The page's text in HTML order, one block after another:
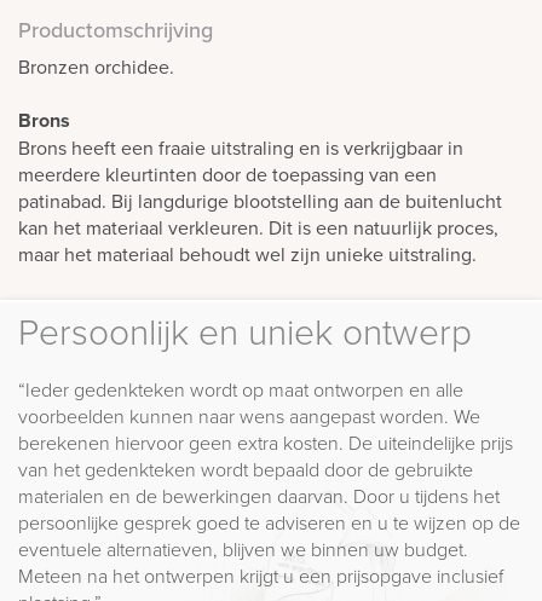
Productomschrijving
Bronzen orchidee.
Brons
Brons heeft een fraaie uitstraling en is verkrijgbaar in
meerdere kleurtinten door de toepassing van een
patinabad. Bij langdurige blootstelling aan de buitenlucht
kan het materiaal verkleuren. Dit is een natuurlijk proces,
maar het materiaal behoudt wel zijn unieke uitstraling.
Persoonlijk en uniek ontwerp
“Ieder gedenkteken wordt op maat ontworpen en alle
voorbeelden kunnen naar wens aangepast worden. We
berekenen hiervoor geen extra kosten. De uiteindelijke prijs
van het gedenkteken wordt bepaald door de gebruikte
materialen en de bewerkingen daarvan. Door u tijdens het
persoonlijke gesprek goed te adviseren en u te wijzen op de
eventuele alternatieven, blijven we binnen uw budget.
Meteen na het ontwerpen krijgt u een prijsopgave inclusief